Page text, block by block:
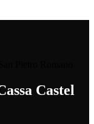
Castel